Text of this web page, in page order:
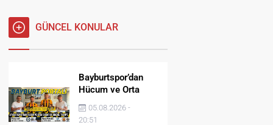
GÜNCEL KONULAR
Bayburtspor’dan
Hücum ve Orta
Sahaya İki Önemli
Takviye
05.08.2026 -
20:51